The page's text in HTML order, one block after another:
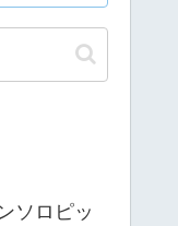
ソロピッ